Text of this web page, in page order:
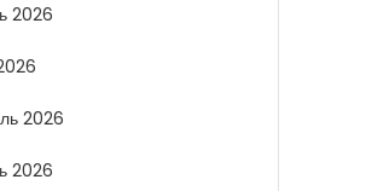
2026
2026
2026